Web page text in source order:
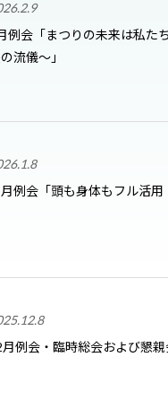
例会「まつりの未来は私た
流儀〜」
月例会「頭も身体もフル活用
月例会・臨時総会および懇